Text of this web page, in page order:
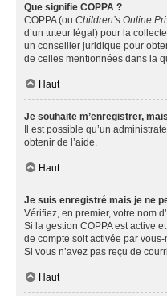
Que signifie COPPA ?
COPPA (ou Children’s Online
d’un tuteur légal) pour la
un conseiller juridique pour
de celles mentionnées dans la
Haut
Je souhaite m’enregistrer,
Il est possible qu’un
obtenir de l’aide.
Haut
Je suis enregistré mais je ne
Vérifiez, en premier, votre nom
Si la gestion COPPA est active
de compte soit activée par
Si vous n’avez pas reçu de
Haut